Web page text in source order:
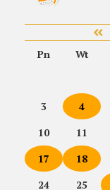
Pn Wt
3
4
10
11
17
18
24
25